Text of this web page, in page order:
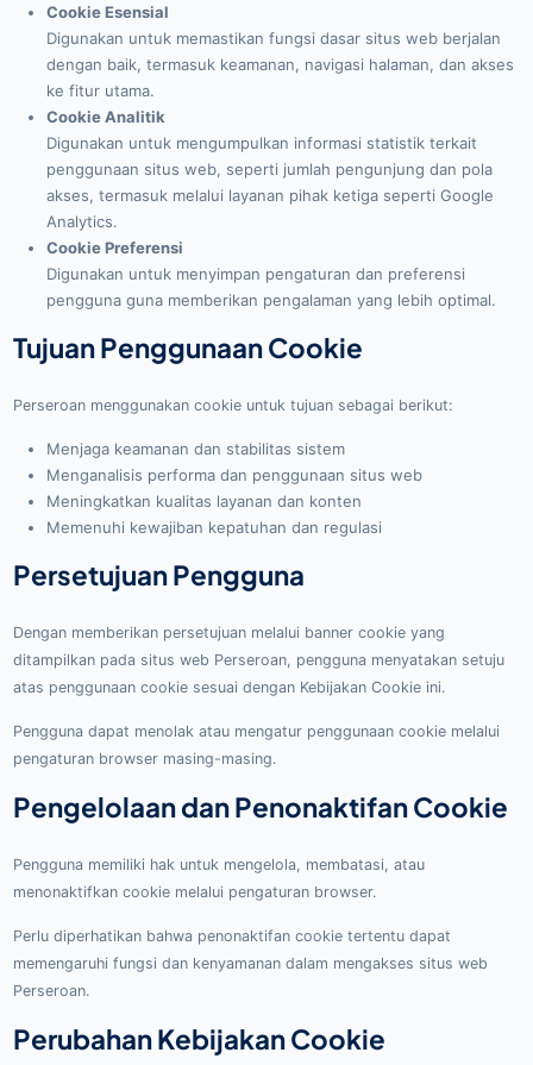
Cookie Esensial
Digunakan untuk memastikan fungsi dasar situs web berjalan
dengan baik, termasuk keamanan, navigasi halaman, dan akses
ke fitur utama.
Cookie Analitik
Digunakan untuk mengumpulkan informasi statistik terkait
penggunaan situs web, seperti jumlah pengunjung dan pola
akses, termasuk melalui layanan pihak ketiga seperti Google
Analytics.
Cookie Preferensi
Digunakan untuk menyimpan pengaturan dan preferensi
pengguna guna memberikan pengalaman yang lebih optimal.
Tujuan Penggunaan Cookie
Perseroan menggunakan cookie untuk tujuan sebagai berikut:
Menjaga keamanan dan stabilitas sistem
Menganalisis performa dan penggunaan situs web
Meningkatkan kualitas layanan dan konten
Memenuhi kewajiban kepatuhan dan regulasi
Persetujuan Pengguna
Dengan memberikan persetujuan melalui banner cookie yang
ditampilkan pada situs web Perseroan, pengguna menyatakan setuju
atas penggunaan cookie sesuai dengan Kebijakan Cookie ini.
Pengguna dapat menolak atau mengatur penggunaan cookie melalui
pengaturan browser masing-masing.
Pengelolaan dan Penonaktifan Cookie
Pengguna memiliki hak untuk mengelola, membatasi, atau
menonaktifkan cookie melalui pengaturan browser.
Perlu diperhatikan bahwa penonaktifan cookie tertentu dapat
memengaruhi fungsi dan kenyamanan dalam mengakses situs web
Perseroan.
Perubahan Kebijakan Cookie